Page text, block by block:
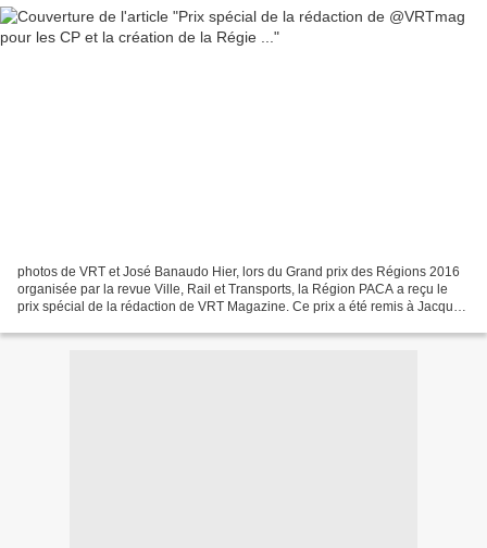
photos de VRT et José Banaudo Hier, lors du Grand prix des Régions 2016
organisée par la revue Ville, Rail et Transports, la Région PACA a reçu le
prix spécial de la rédaction de VRT Magazine. Ce prix a été remis à Jacques